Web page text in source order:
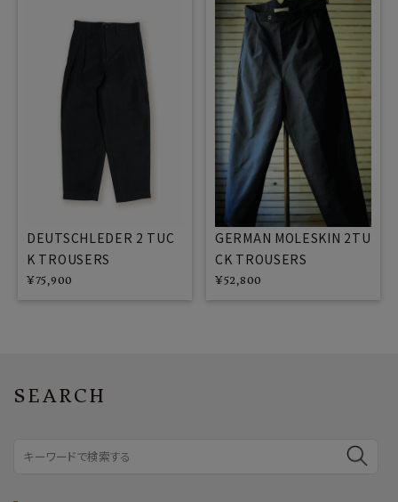
DEUTSCHLEDER 2 TUC
K TROUSERS
¥75,900
GERMAN MOLESKIN 2TU
CK TROUSERS
¥52,800
SEARCH